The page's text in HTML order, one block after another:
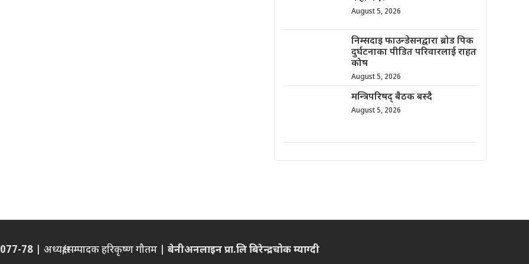
August 5, 2026
निम्सदाइ फाउन्डेसनद्वारा ब्रोड पिक
दुर्घटनाका पीडित परिवारलाई राहत
कोष
August 5, 2026
मन्त्रिपरिषद् बैठक बस्दै
August 5, 2026
78 | अध्यक्ष/सम्पादक हरिकृष्ण गौतम | बेनीअनलाइन प्रा.लि बिरेन्द्रचोक म्याग्दी